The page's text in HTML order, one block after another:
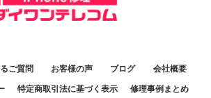
ご質問 お客様の声 ブログ 会社概要
特定商取引法に基づく表示 修理事例まとめ